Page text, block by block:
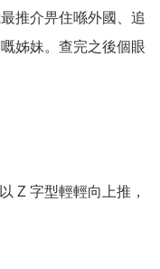
推介畀住喺外國、追
姊妹。查完之後個眼
Z 字型輕輕向上推，